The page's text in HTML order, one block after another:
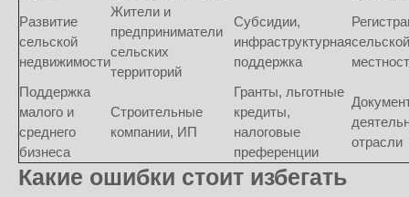
Развитие
сельской
недвижимости
Жители и
предприниматели
сельских
территорий
Субсидии,
инфраструктурная
поддержка
сельской
Поддержка
малого и
среднего
бизнеса
Строительные
компании, ИП
Гранты, льготные
кредиты,
налоговые
преференции
отрасли
Какие ошибки стоит избегать